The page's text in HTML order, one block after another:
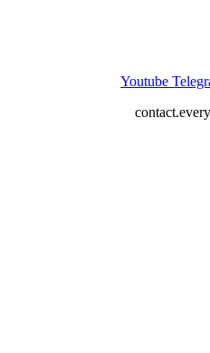
Youtube